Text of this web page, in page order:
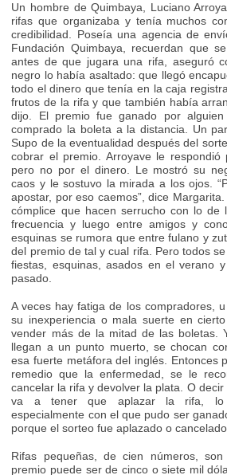
Un hombre de Quimbaya, Luciano
rifas que organizaba y tenía muchos
credibilidad. Poseía una agencia de
Fundación Quimbaya, recuerdan que
antes de que jugara una rifa, aseguró
negro lo había asaltado: que llegó
todo el dinero que tenía en la caja
frutos de la rifa y que también había
dijo. El premio fue ganado por
comprado la boleta a la distancia. Un
Supo de la eventualidad después del
cobrar el premio. Arroyave le
pero no por el dinero. Le mostró su
caos y le sostuvo la mirada a los ojos.
apostar, por eso caemos”, dice
cómplice que hacen serrucho con lo de
frecuencia y luego entre amigos y
esquinas se rumora que entre fulano y
del premio de tal y cual rifa. Pero todos
fiestas, esquinas, asados en el verano
pasado.
A veces hay fatiga de los compradores,
su inexperiencia o mala suerte en
vender más de la mitad de las boletas.
llegan a un punto muerto, se chocan
esa fuerte metáfora del inglés. Entonces
remedio que la enfermedad, se le
cancelar la rifa y devolver la plata. O
va a tener que aplazar la rifa, lo
especialmente con el que pudo ser
porque el sorteo fue aplazado o cancelado.
Rifas pequeñas, de cien números,
premio puede ser de cinco o siete mil